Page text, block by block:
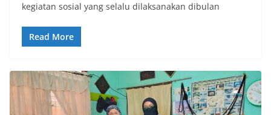
kegiatan sosial yang selalu dilaksanakan dibulan
Read More